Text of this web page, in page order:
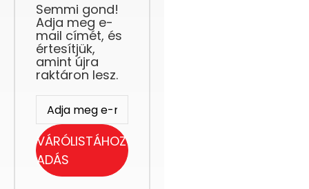
Semmi gond!
Adja meg e-
mail címét, és
értesítjük,
amint újra
raktáron lesz.
VÁRÓLISTÁHOZ
ADÁS